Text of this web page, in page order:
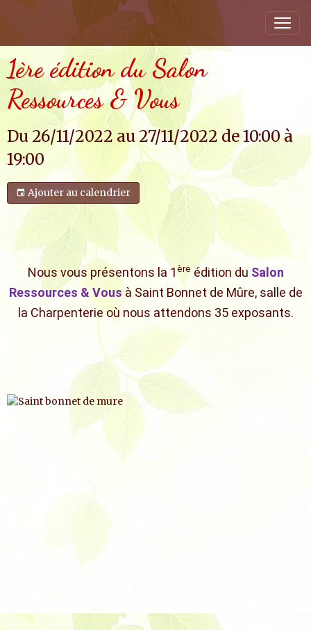
1ère édition du Salon
Ressources & Vous
Du 26/11/2022 au 27/11/2022 de 10:00à
19:00
Ajouter au calendrier
Nous vous présentons la 1èreédition du Salon
Ressources & Vous à Saint Bonnet de Mûre, salle de
la Charpenterie où nous attendons 35 exposants.